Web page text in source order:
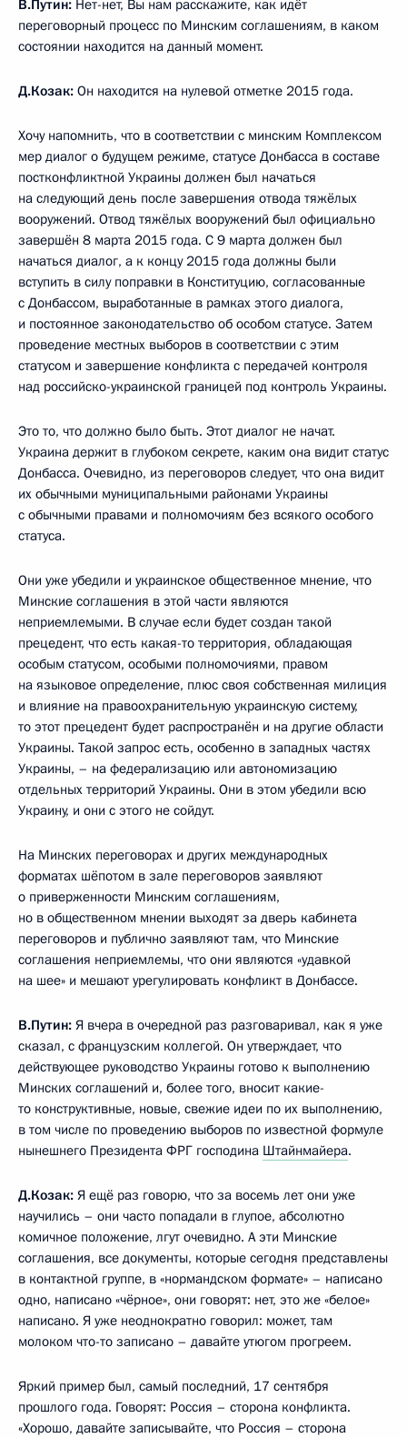
В.Путин: Нет-нет, Вы нам расскажите, как идёт
переговорный процесс по Минским соглашениям, в каком
состоянии находится на данный момент.
Д.Козак: Он находится на нулевой отметке 2015 года.
Хочу напомнить, что в соответствии с минским Комплексом
мер диалог о будущем режиме, статусе Донбасса в составе
постконфликтной Украины должен был начаться
на следующий день после завершения отвода тяжёлых
вооружений. Отвод тяжёлых вооружений был официально
завершён 8 марта 2015 года. С 9 марта должен был
начаться диалог, а к концу 2015 года должны были
вступить в силу поправки в Конституцию, согласованные
с Донбассом, выработанные в рамках этого диалога,
и постоянное законодательство об особом статусе. Затем
проведение местных выборов в соответствии с этим
статусом и завершение конфликта с передачей контроля
над российско-украинской границей под контроль Украины.
Это то, что должно было быть. Этот диалог не начат.
Украина держит в глубоком секрете, каким она видит статус
Донбасса. Очевидно, из переговоров следует, что она видит
их обычными муниципальными районами Украины
с обычными правами и полномочиям без всякого особого
статуса.
Они уже убедили и украинское общественное мнение, что
Минские соглашения в этой части являются
неприемлемыми. В случае если будет создан такой
прецедент, что есть какая-то территория, обладающая
особым статусом, особыми полномочиями, правом
на языковое определение, плюс своя собственная милиция
и влияние на правоохранительную украинскую систему,
то этот прецедент будет распространён и на другие области
Украины. Такой запрос есть, особенно в западных частях
Украины, – на федерализацию или автономизацию
отдельных территорий Украины. Они в этом убедили всю
Украину, и они с этого не сойдут.
На Минских переговорах и других международных
форматах шёпотом в зале переговоров заявляют
о приверженности Минским соглашениям,
но в общественном мнении выходят за дверь кабинета
переговоров и публично заявляют там, что Минские
соглашения неприемлемы, что они являются «удавкой
на шее» и мешают урегулировать конфликт в Донбассе.
В.Путин: Я вчера в очередной раз разговаривал, как я уже
сказал, с французским коллегой. Он утверждает, что
действующее руководство Украины готово к выполнению
Минских соглашений и, более того, вносит какие-
то конструктивные, новые, свежие идеи по их выполнению,
в том числе по проведению выборов по известной формуле
нынешнего Президента ФРГ господина Штайнмайера.
Д.Козак: Я ещё раз говорю, что за восемь лет они уже
научились – они часто попадали в глупое, абсолютно
комичное положение, лгут очевидно. А эти Минские
соглашения, все документы, которые сегодня представлены
в контактной группе, в «нормандском формате» – написано
одно, написано «чёрное», они говорят: нет, это же «белое»
написано. Я уже неоднократно говорил: может, там
молоком что-то записано – давайте утюгом прогреем.
Яркий пример был, самый последний, 17 сентября
прошлого года. Говорят: Россия – сторона конфликта.
«Хорошо, давайте записывайте, что Россия – сторона